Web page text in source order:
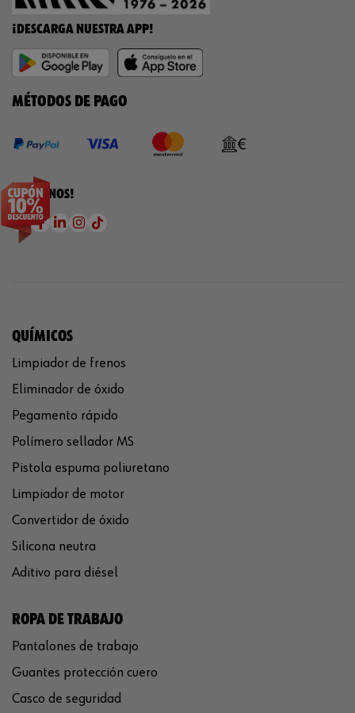
¡DESCARGA NUESTRA APP!
MÉTODOS DE PAGO
¡SÍGUENOS!
QUÍMICOS
Limpiador de frenos
Eliminador de óxido
Pegamento rápido
Polímero sellador MS
Pistola espuma poliuretano
Limpiador de motor
Convertidor de óxido
Silicona neutra
Aditivo para diésel
ROPA DE TRABAJO
Pantalones de trabajo
Guantes protección cuero
Casco de seguridad